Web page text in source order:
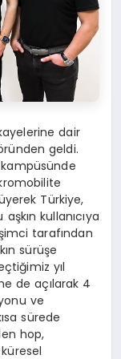
dair
geldi.
kampüsünde
Türkiye,
kullanıcıya
tarafından
sürüşe
yıl
de açılarak 4
ve
sürede
hop,